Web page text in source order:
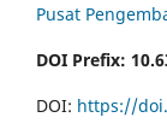
Pusat
DOI Prefix:
DOI: https://